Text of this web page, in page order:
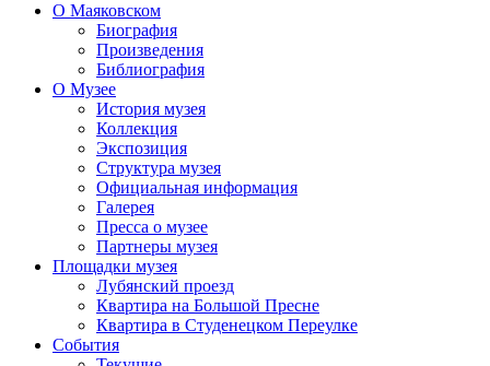
О Маяковском
Биография
Произведения
Библиография
О Музее
История музея
Коллекция
Экспозиция
Структура музея
Официальная информация
Галерея
Пресса о музее
Партнеры музея
Площадки музея
Лубянский проезд
Квартира на Большой Пресне
Квартира в Студенецком Переулке
События